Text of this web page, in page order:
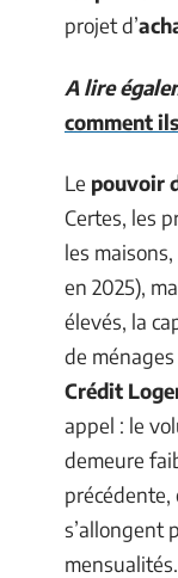
projet d’
A lire
comment
Le pouvoir
Certes, les
les
en 2025),
élevés, la
de
Crédit
appel : le
demeure
précédente,
s’allongent
mensualités.